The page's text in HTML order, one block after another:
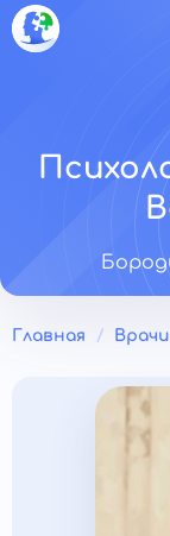
Главная Врачи